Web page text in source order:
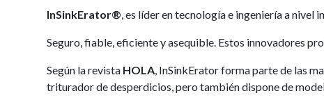
InSinkErator®, es líder en tecnología e ingeniería a
Seguro, fiable, eficiente y asequible. Estos innovadores
Según la revista HOLA, InSinkErator forma parte de las
triturador de desperdicios, pero también dispone de